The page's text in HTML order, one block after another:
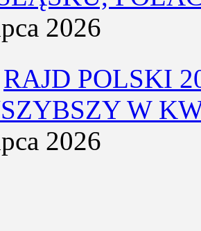
2026
RAJD POLSKI
W
2026